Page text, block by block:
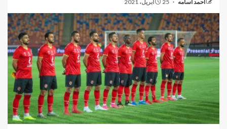
احمد اسامه 25 أبريل، 2021